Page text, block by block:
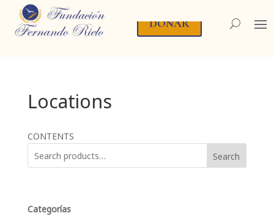
DONAR
Locations
CONTENTS
Search
Categorías